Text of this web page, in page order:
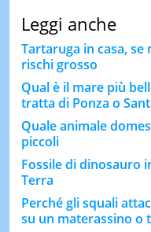
Leggi anche
Tartaruga in casa,
rischi grosso
Qual è il mare più
tratta di Ponza o
Quale animale
piccoli
Fossile di dinosauro
Terra
Perché gli squali
su un materassino o